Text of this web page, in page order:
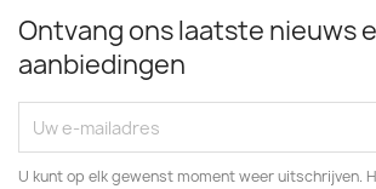
Ontvang ons laatste nieuws
aanbiedingen
U kunt op elk gewenst moment weer uitschrijven.